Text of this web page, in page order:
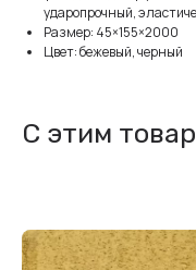
ударопрочный,
Размер: 45×155×2000
Цвет: бежевый, черный
С этим